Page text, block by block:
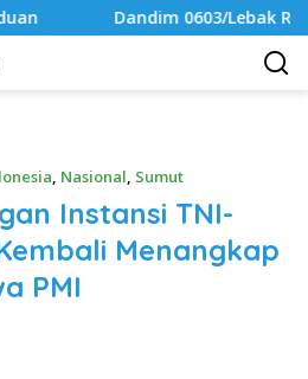
0603/Lebak Resmi Buka
, Nasional, Sumut
Instansi TNI-
Menangkap
PMI